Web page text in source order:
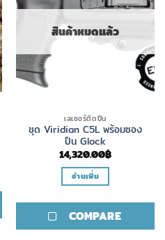
สินค้าหมดแล้ว
เลเซอร์ติดปืน
ชุด Viridian C5L พร้อมซอง
ปืน Glock
14,320.00฿
อ่านเพิ่ม
COMPARE